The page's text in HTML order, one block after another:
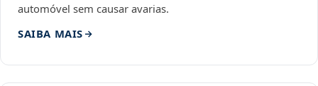
automóvel sem causar avarias.
SAIBA MAIS